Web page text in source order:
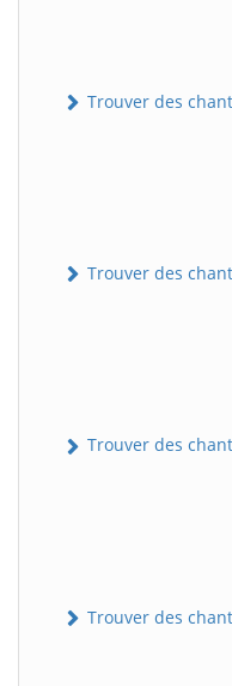
Trouver des
Trouver des
Trouver des
Trouver des